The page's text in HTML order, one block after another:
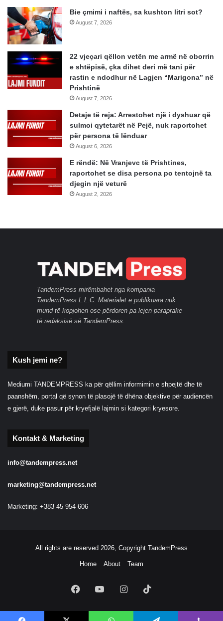
Bie çmimi i naftës, sa kushton litri sot?
August 7, 2026
22 vjeçari qëllon vetën me armë në oborrin
e shtëpisë, çka dihet deri më tani për
rastin e ndodhur në Lagjen “Marigona” në
Prishtinë
August 7, 2026
Detaje të reja: Arrestohet një i dyshuar që
sulmoi qytetarët në Pejë, nuk raportohet
për persona të lënduar
August 6, 2026
E rëndë: Në Vranjevc të Prishtines,
raportohet se disa persona po tentojnë ta
djegin një veturë
August 2, 2026
TandemPress mirëmbahet nga kompania
TandemPress L.L.C. Materialet e publikuara nuk
mund të kopjohen ose përdoren pa lejen paraprake
të redaksisë së TandemPress.
Kush jemi ne?
Mediumi TANDEMPRESS ka për qëllim informimin e shpejtë dhe të
paanshëm, portal që synon të plasojë të dhëna objektive për audiencën
e gjerë, duke pasur për kryefjalë lajmin si kategori kryesore.
Kontakt & Marketing
info@tandempress.net
marketing@tandempress.net
Marketing: +383 45 954 606
All rights are reserved 2026, Copyright TandemPress
Home About Team
FacebookYouTubeInstagram